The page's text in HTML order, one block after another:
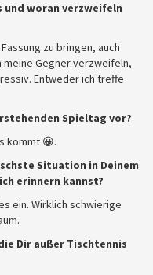
und woran verzweifeln
zu bringen, auch
meine Gegner verzweifeln,
Entweder ich treffe
Spieltag vor?
kommt 😀.
Situation in Deinem
erinnern kannst?
ein. Wirklich schwierige
Dir außer Tischtennis